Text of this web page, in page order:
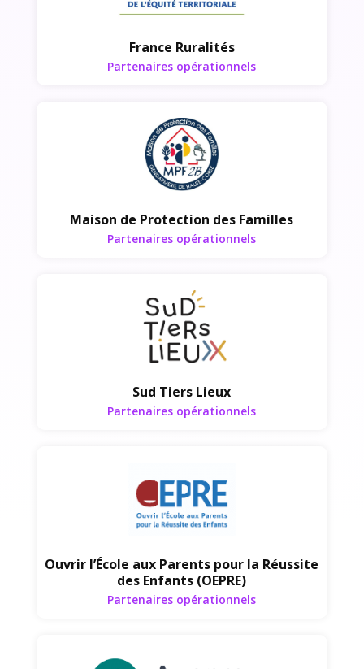
France Ruralités
Partenaires opérationnels
Maison de Protection des Familles
Partenaires opérationnels
Partenaires opérationnels
Sud Tiers Lieux
Partenaires opérationnels
Partenaires opérationnels
Ouvrir l’École aux Parents pour la Réussite
des Enfants (OEPRE)
Partenaires opérationnels
Partenaires opérationnels